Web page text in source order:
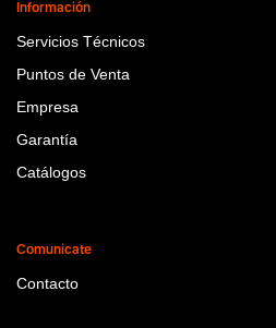
Información
Servicios Técnicos
Puntos de Venta
Empresa
Garantía
Catálogos
Comunicate
Contacto